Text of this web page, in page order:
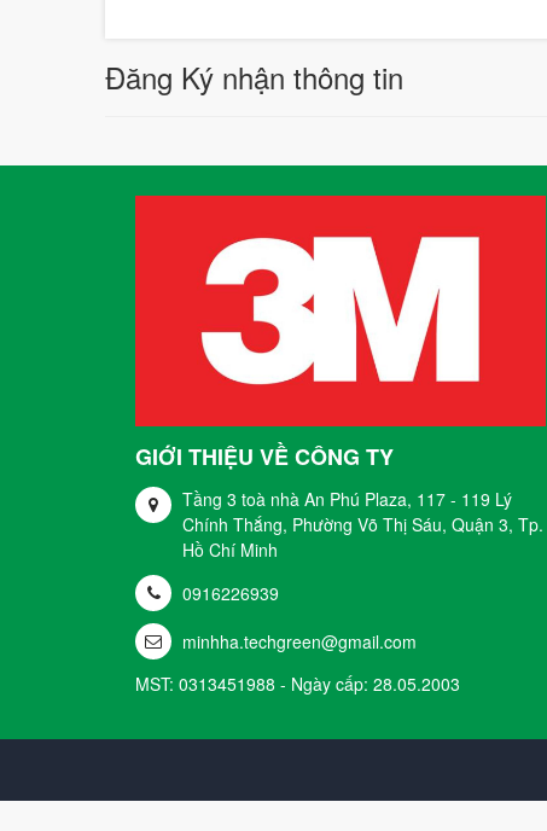
Đăng Ký nhận thông tin
GIỚI THIỆU VỀ CÔNG TY
Tầng 3 toà nhà An Phú Plaza, 117 - 119 Lý
Chính Thắng, Phường Võ Thị Sáu, Quận 3, Tp.
Hồ Chí Minh
0916226939
minhha.techgreen@gmail.com
MST: 0313451988 - Ngày cấp: 28.05.2003